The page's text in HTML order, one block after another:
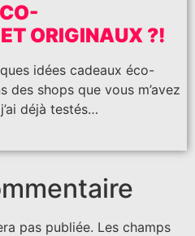
ORIGINAUX ?!
idées cadeaux éco-
des shops que vous m’avez
déjà testés…
pas publiée. Les champs